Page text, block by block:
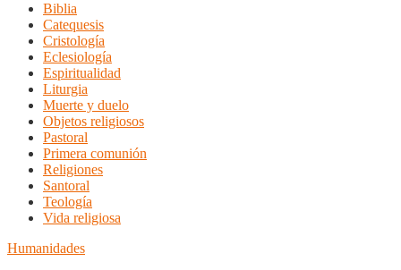
Biblia
Catequesis
Cristología
Eclesiología
Espiritualidad
Liturgia
Muerte y duelo
Objetos religiosos
Pastoral
Primera comunión
Religiones
Santoral
Teología
Vida religiosa
Humanidades